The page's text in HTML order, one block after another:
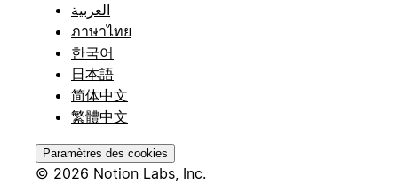
العربية
ภาษาไทย
한국어
日本語
简体中文
繁體中文
Paramètres des cookies
© 2026 Notion Labs, Inc.